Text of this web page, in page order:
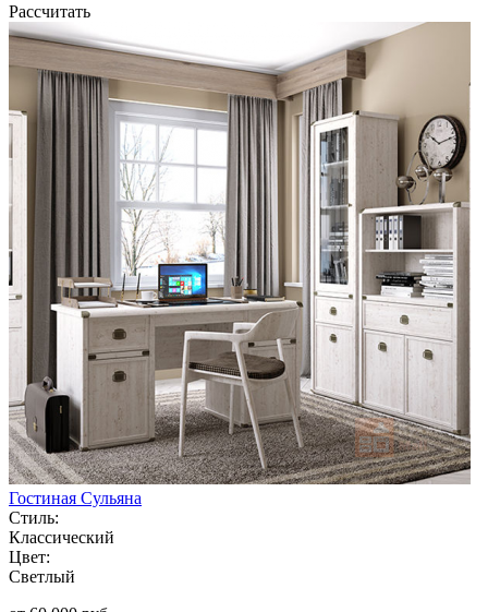
Рассчитать
Гостиная Сульяна
Стиль:
Классический
Цвет:
Светлый